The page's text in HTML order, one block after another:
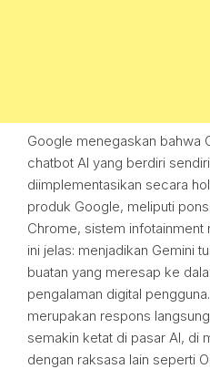
Google menegaskan bahwa
chatbot AI yang berdiri
diimplementasikan secara
produk Google, meliputi
Chrome, sistem
ini jelas: menjadikan Gemini
buatan yang meresap ke
pengalaman digital
merupakan respons
semakin ketat di pasar AI, di
dengan raksasa lain seperti